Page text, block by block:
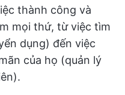
thành công và
mọi thứ, từ việc tìm
dụng) đến việc
của họ (quản lý